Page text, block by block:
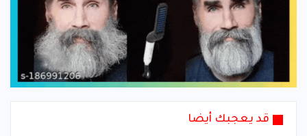
قد يعجبك أيضا